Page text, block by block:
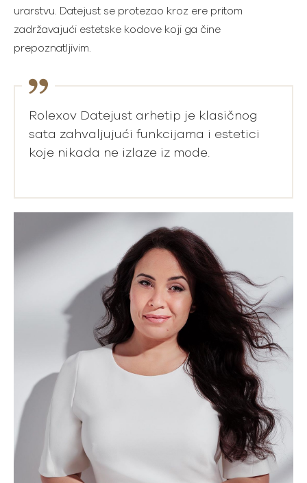
urarstvu. Datejust se protezao kroz ere pritom
zadržavajući estetske kodove koji ga čine
prepoznatljivim.
Rolexov Datejust arhetip je klasičnog
sata zahvaljujući funkcijama i estetici
koje nikada ne izlaze iz mode.